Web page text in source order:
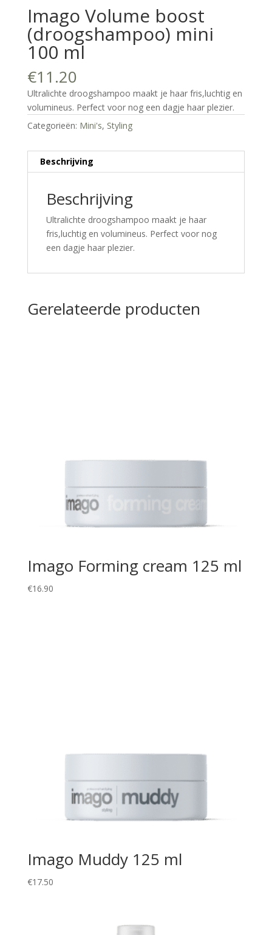
Imago Volume boost
(droogshampoo) mini
100 ml
€11.20
Ultralichte droogshampoo maakt je haar fris,luchtig en
volumineus. Perfect voor nog een dagje haar plezier.
Categorieën: Mini's, Styling
Beschrijving
Beschrijving
Ultralichte droogshampoo maakt je haar
fris,luchtig en volumineus. Perfect voor nog
een dagje haar plezier.
Gerelateerde producten
Imago Forming cream 125 ml
€16.90
Imago Muddy 125 ml
€17.50